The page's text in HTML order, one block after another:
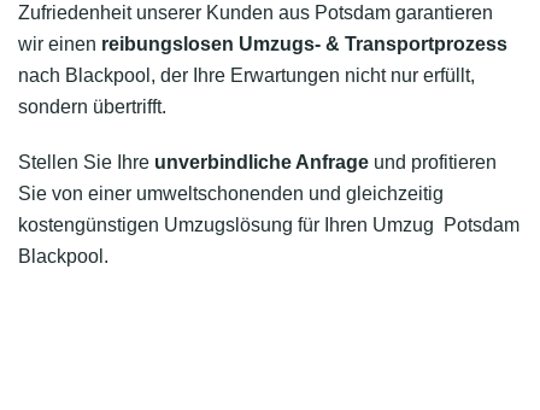
Zufriedenheit unserer Kunden aus Potsdam garantieren
wir einen reibungslosen Umzugs- & Transportprozess
nach Blackpool, der Ihre Erwartungen nicht nur erfüllt,
sondern übertrifft.
Stellen Sie Ihre unverbindliche Anfrage und profitieren
Sie von einer umweltschonenden und gleichzeitig
kostengünstigen Umzugslösung für Ihren Umzug Potsdam
Blackpool.